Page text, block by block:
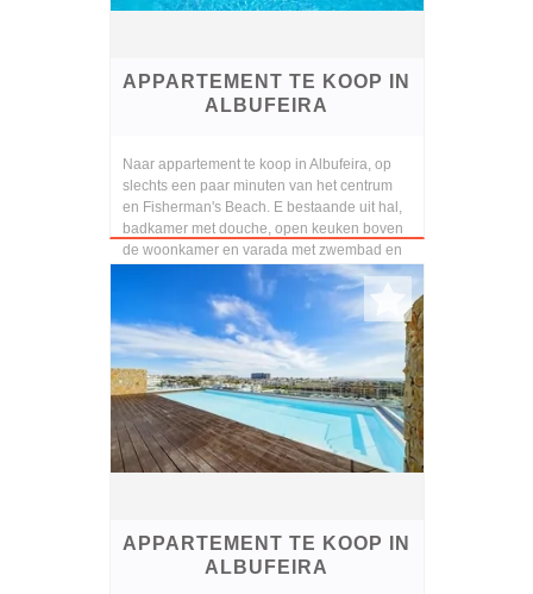
APPARTEMENT TE KOOP IN
ALBUFEIRA
Naar appartement te koop in Albufeira, op
slechts een paar minuten van het centrum
en Fisherman's Beach. E bestaande uit hal,
badkamer met douche, open keuken boven
de woonkamer en varada met zwembad en
APPARTEMENT TE KOOP IN
ALBUFEIRA